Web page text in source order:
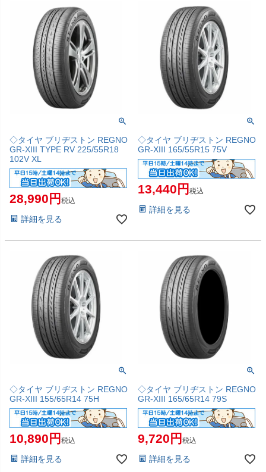
◇タイヤ ブリヂストン REGNO
GR-XIII TYPE RV 225/55R18
102V XL
28,990 税込
詳細を見る
◇タイヤ ブリヂストン REGNO
GR-XIII 165/55R15 75V
13,440 税込
詳細を見る
◇タイヤ ブリヂストン REGNO
GR-XIII 155/65R14 75H
10,890 税込
詳細を見る
◇タイヤ ブリヂストン REGNO
GR-XIII 165/65R14 79S
9,720 税込
詳細を見る